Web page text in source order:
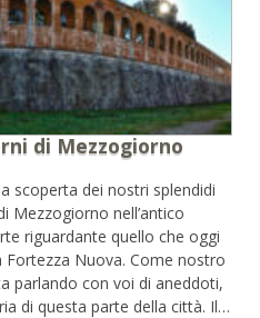
di Mezzogiorno
scoperta dei nostri splendidi
Mezzogiorno nell’antico
riguardante quello che oggi
Nuova. Come nostro
parlando con voi di aneddoti,
di questa parte della città. Il…